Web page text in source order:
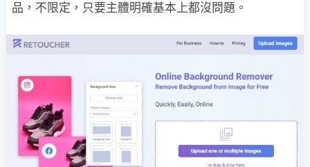
品，不限定，只要主體明確基本上都沒問題。